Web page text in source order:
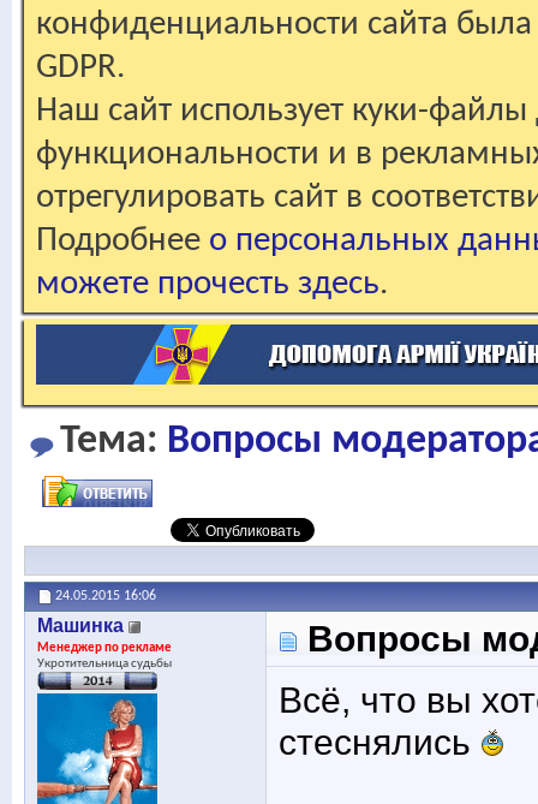
конфиденциальности сайта
GDPR.
Наш сайт использует куки-файлы
функциональности и в
отрегулировать сайт в
Подробнее о персональных
можете прочесть здесь.
Тема: Вопросы
24.05.2015 16:06
Машинка
Менеджер по рекламе
Укротительница судьбы
Вопросы
Всё, что вы
стеснялись